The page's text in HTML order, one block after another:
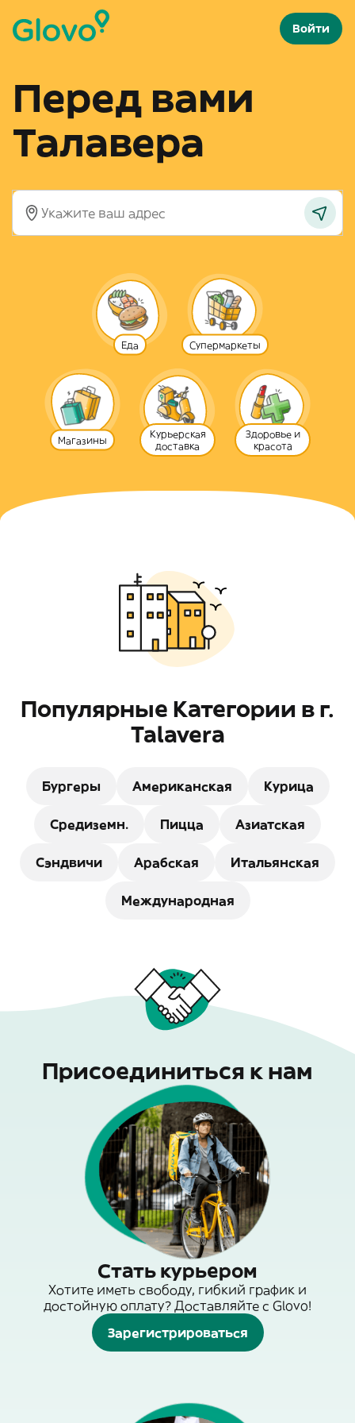
Войти
Перед вами
Талавера
Еда Супермаркеты
Магазины
Курьерская
доставка
Здоровье и
красотa
Популярные Категории в г.
Talavera
Бургеры Американская Курица
Средиземн. Пицца Азиатская
Сэндвичи Арабская Итальянская
Международная
Присоединиться к нам
Стать курьером
Хотите иметь свободу, гибкий график и
достойную оплату? Доставляйте с Glovo!
Зарегистрироваться